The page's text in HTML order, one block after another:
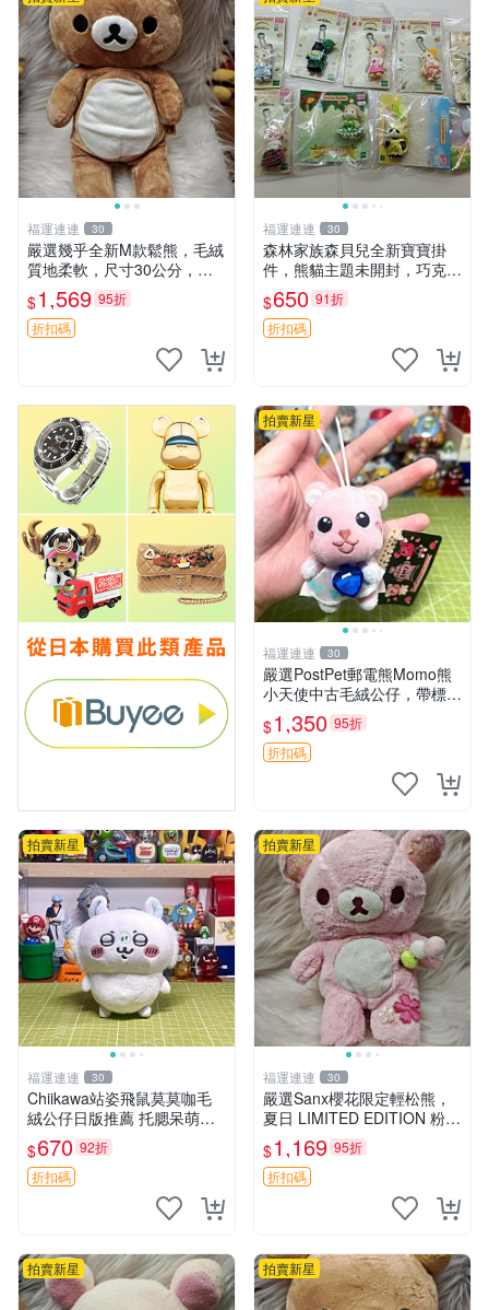
福運連連 30
嚴選幾乎全新M款鬆熊，毛絨
質地柔軟，尺寸30公分，做
工精緻可愛，適合收藏或贈送
親友。中古使用痕跡，手感依
然優良。 鬆熊 嬰熊 毛玩偶
$1,569 95折
折扣碼
福運連連 30
森林家族森貝兒全新寶寶掛
件，熊貓主題未開封，巧克力
兔牛奶兔郁金香兔貓吉娃娃嚴
選，適合收藏 熊貓 森林 寶寶
$650 91折
折扣碼
拍賣新星
福運連連 30
嚴選PostPet郵電熊Momo熊
小天使中古毛絨公仔，帶標牌
保存完好。絕版稀有少見收藏
品，微瑕可接受，狀態如圖。
所見即所得，毛絨精品嚴選推
$1,350 95折
折扣碼
拍賣新星
福運連連 30
Chiikawa站姿飛鼠莫莫咖毛
絨公仔日版推薦 托腮呆萌可
愛 15cm豆袋底部 當代嚴選
毛絨玩具 公仔 莫莫卡 像人
$670 92折
折扣碼
拍賣新星
福運連連 30
嚴選Sanx櫻花限定輕松熊，
夏日 LIMITED EDITION 粉色
毛絨熊，背有拉鏈設計，肚內
填充豆袋，精致工藝呈現，狀
態如新，適合收藏與送人 櫻
$1,169 95折
折扣碼
拍賣新星 拍賣新星